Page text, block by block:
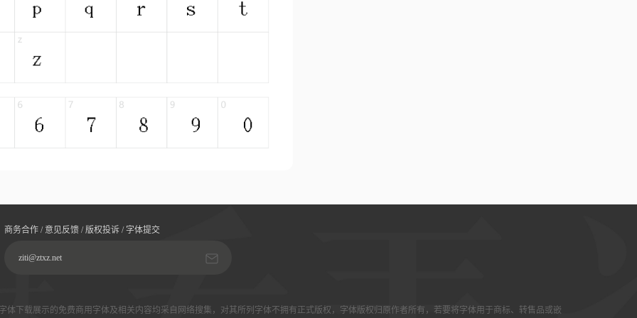
商务合作 / 意见反馈 / 版权投诉 / 字体提交
ziti@ztxz.net
体下载展示的免费商用字体及相关内容均采自网络搜集，对其所列字体不拥有正式版权，字体版权归原作者所有，若要将字体用于商标、转售品或嵌